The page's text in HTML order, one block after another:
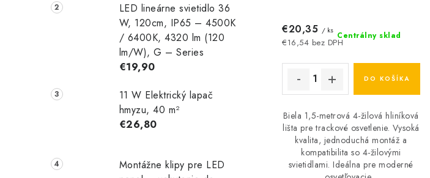
LED lineárne svietidlo 36
W, 120cm, IP65 – 4500K
/ 6400K, 4320 lm (120
lm/W), G – Series
€19,90
11 W Elektrický lapač
hmyzu, 40 m²
€26,80
Montážne klipy pre LED
u
k
t
o
v
Centrálny sklad
€16,54 bez DPH
€20,35 / ks
DO KOŠÍKA
Biela 1,5-metrová 4-žilová hliníková
lišta pre trackové osvetlenie. Vysoká
kvalita, jednoduchá montáž a
kompatibilita so 4-žilovými
svietidlami. Ideálna pre moderné